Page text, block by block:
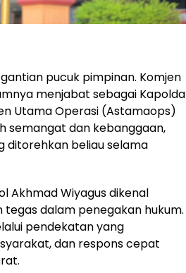
pucuk pimpinan. Komjen
menjabat sebagai Kapolda
Utama Operasi (Astamaops)
semangat dan kebanggaan,
ditorehkan beliau selama
Akhmad Wiyagus dikenal
tegas dalam penegakan hukum.
pendekatan yang
dan respons cepat